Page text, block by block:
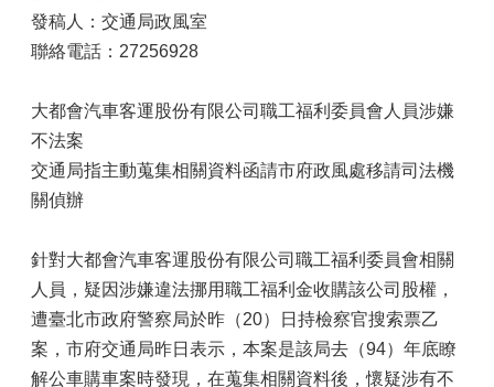
發稿人：交通局政風室
聯絡電話：27256928
大都會汽車客運股份有限公司職工福利委員會人員涉嫌
不法案
交通局指主動蒐集相關資料函請市府政風處移請司法機
關偵辦
針對大都會汽車客運股份有限公司職工福利委員會相關
人員，疑因涉嫌違法挪用職工福利金收購該公司股權，
遭臺北市政府警察局於昨（20）日持檢察官搜索票乙
案，市府交通局昨日表示，本案是該局去（94）年底瞭
解公車購車案時發現，在蒐集相關資料後，懷疑涉有不